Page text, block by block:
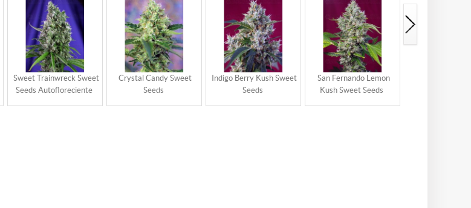
Sweet Trainwreck Sweet
Seeds Autofloreciente
Crystal Candy Sweet
Seeds
Indigo Berry Kush Sweet
Seeds
San Fernando Lemon
Kush Sweet Seeds